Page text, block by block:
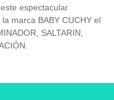
espectacular
marca BABY CUCHY el
SALTARIN,